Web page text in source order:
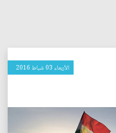
الأربعاء 03 شباط 2016